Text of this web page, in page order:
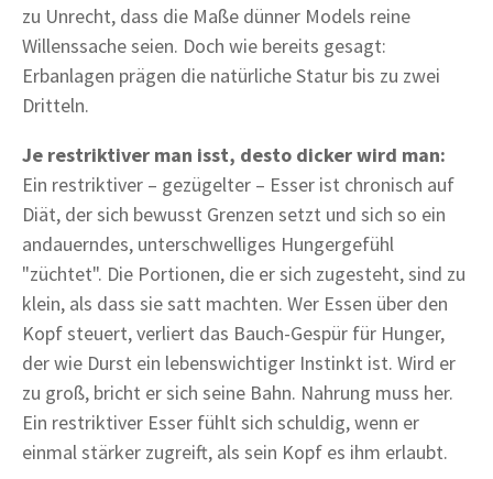
zu Unrecht, dass die Maße dünner Models reine
Willenssache seien. Doch wie bereits gesagt:
Erbanlagen prägen die natürliche Statur bis zu zwei
Dritteln.
Je restriktiver man isst, desto dicker wird man:
Ein restriktiver – gezügelter – Esser ist chronisch auf
Diät, der sich bewusst Grenzen setzt und sich so ein
andauerndes, unterschwelliges Hungergefühl
"züchtet". Die Portionen, die er sich zugesteht, sind zu
klein, als dass sie satt machten. Wer Essen über den
Kopf steuert, verliert das Bauch-Gespür für Hunger,
der wie Durst ein lebenswichtiger Instinkt ist. Wird er
zu groß, bricht er sich seine Bahn. Nahrung muss her.
Ein restriktiver Esser fühlt sich schuldig, wenn er
einmal stärker zugreift, als sein Kopf es ihm erlaubt.